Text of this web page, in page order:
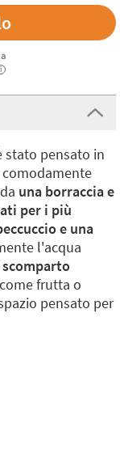
i
stato pensato in
una borraccia e
per i più
e una
l'acqua
frutta o
pensato per